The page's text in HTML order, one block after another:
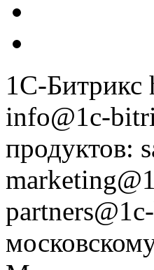
1С-Битрикс
info@1c-
продуктов: